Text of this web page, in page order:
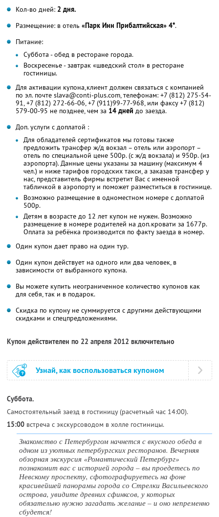
Кол-во дней: 2 дня.
Размещение: в отель «Парк Инн Прибалтийская» 4*.
Питание:
Суббота - обед в ресторане города.
Воскресенье - завтрак «шведский стол» в ресторане
гостиницы.
Для активации купона,клиент должен связаться с компанией
по эл. почте slava@conti-plus.com, телефонам: +7 (812) 275-54-
91, +7 (812) 272-66-06, +7 (911)99-77-968, или факсу +7 (812)
579-00-95 не позднее, чем за 14 дней до заезда.
Доп. услуги с доплатой :
Для обладателей сертификатов мы готовы также
предложить трансфер ж/д вокзал – отель или аэропорт –
отель по специальной цене 500р. (с ж/д вокзала) и 950р. (из
аэропорта). Данные цены указаны за машину (максимум 4
чел.) и ниже тарифов городских такси, а заказав трансфер у
нас, представитель фирмы встретит Вас с именной
табличкой в аэропорту и поможет разместиться в гостинице.
Возможно размещение в одноместном номере с доплатой
500р.
Детям в возрасте до 12 лет купон не нужен. Возможно
размещение в номере родителей на доп.кровати за 1677р.
Оплата за ребёнка производится по факту заезда в номер.
Один купон дает право на один тур.
Один купон действует на одного или два человек, в
зависимости от выбранного купона.
Вы можете купить неограниченное количество купонов как
для себя, так и в подарок.
Скидка по купону не суммируется с другими действующими
скидками и спецпредложениями.
Купон действителен по 22 апреля 2012 включительно
Узнай, как воспользоваться купоном
Суббота.
Самостоятельный заезд в гостиницу (расчетный час 14:00).
15:00 встреча с экскурсоводом в холле гостиницы.
Знакомство с Петербургом начнется с вкусного обеда в
одном из уютных петербургских ресторанов. Вечерняя
обзорная экскурсия «Романтический Петербург»
познакомит вас с историей города – вы проедетесь по
Невскому проспекту, сфотографируетесь на фоне
красивейшей панорамы города со Стрелки Васильевского
острова, увидите древних сфинксов, у которых
обязательно нужно загадать желание – и оно непременно
сбудется!